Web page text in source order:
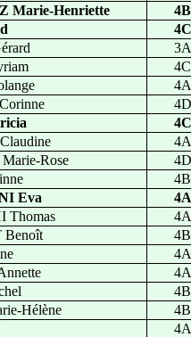
Marie-Henriette
4B
4C
3A
4C
4A
4D
4C
4A
Rose
4D
4B
Eva
4A
Thomas
4A
4B
4A
4A
4B
Hélène
4B
4A